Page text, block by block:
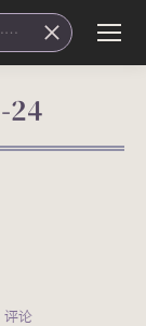
24
评论